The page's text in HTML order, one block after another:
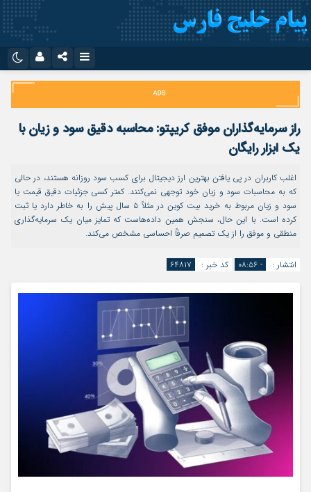
اینستاگرام
تلگرام
سروش
ایتا
آپارات
نام کاربری یا نشانی ایمیل
رمز عبور
مرا به خاطر بسپار
راز سرمایه‌گذاران موفق کریپتو: محاسبه دقیق سود و زیان با
یک ابزار رایگان
اغلب کاربران در پی یافتن بهترین ارز دیجیتال برای کسب سود روزانه هستند، در حالی
که به محاسبات سود و زیان خود توجهی نمی‌کنند. کمتر کسی جزئیات دقیق قیمت یا
سود و زیان مربوط به خرید بیت کوین در مثلاً ۵ سال پیش را به خاطر دارد یا ثبت
کرده است. با این حال، سنجش همین داده‌هاست که تمایز میان یک سرمایه‌گذاری
منطقی و موفق را از یک تصمیم صرفاً احساسی مشخص می‌کند.
انتشار : - ۰۸:۵۶ کد خبر : ۶۴۸۱۷